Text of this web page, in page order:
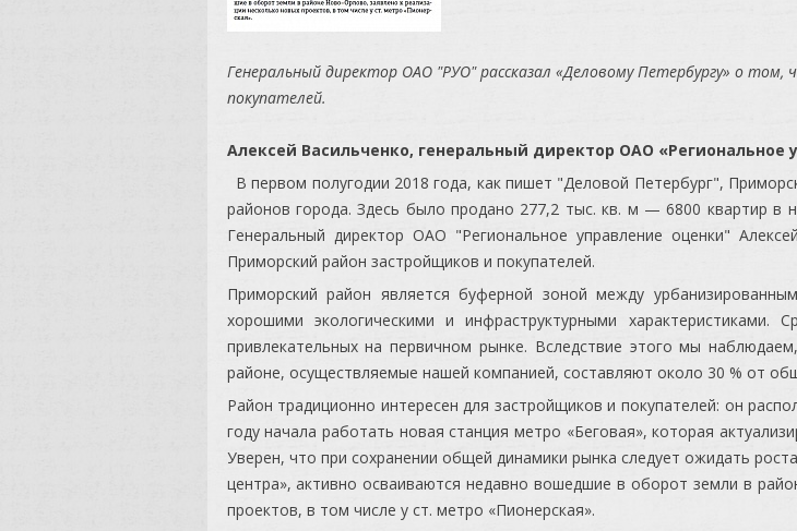
Генеральный директор ОАО "РУО" рассказал «Деловому Петербургу» о
покупателей.
Алексей Васильченко, генеральный директор ОАО «Региональное
В первом полугодии 2018 года, как пишет "Деловой Петербург",
районов города. Здесь было продано 277,2 тыс. кв. м — 6800 квартир в
Генеральный директор ОАО "Региональное управление оценки"
Приморский район застройщиков и покупателей.
Приморский район является буферной зоной между
хорошими экологическими и инфраструктурными
привлекательных на первичном рынке. Вследствие этого мы
районе, осуществляемые нашей компанией, составляют около 30 % от
Район традиционно интересен для застройщиков и покупателей: он
году начала работать новая станция метро «Беговая», которая
Уверен, что при сохранении общей динамики рынка следует ожидать
центра», активно осваиваются недавно вошедшие в оборот земли в
проектов, в том числе у ст. метро «Пионерская».